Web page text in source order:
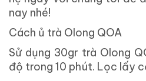
nay nhé!
Cách ủ trà Olong QOA
Sử dụng 30gr trà Olong
độ trong 10 phút. Lọc lấy